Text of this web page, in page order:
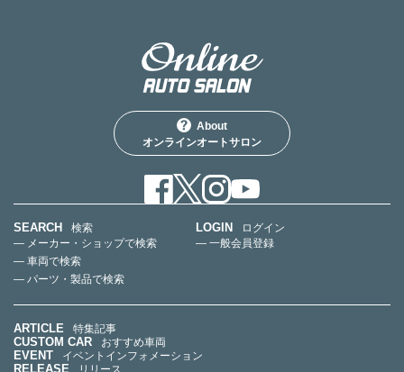
About
オンラインオートサロン
SEARCH
検索
— メーカー・ショップで検索
— 車両で検索
— パーツ・製品で検索
LOGIN
ログイン
— 一般会員登録
ARTICLE 特集記事
CUSTOM CAR おすすめ車両
EVENT イベントインフォメーション
RELEASE リリース